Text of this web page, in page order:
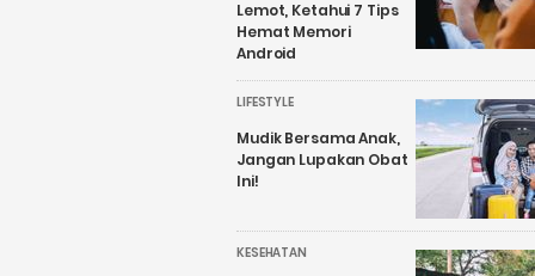
Lemot, Ketahui 7 Tips
Hemat Memori
Android
LIFESTYLE
Mudik Bersama Anak,
Jangan Lupakan Obat
Ini!
KESEHATAN